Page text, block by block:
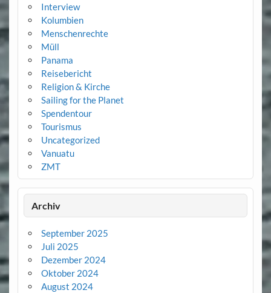
Interview
Kolumbien
Menschenrechte
Müll
Panama
Reisebericht
Religion & Kirche
Sailing for the Planet
Spendentour
Tourismus
Uncategorized
Vanuatu
ZMT
Archiv
September 2025
Juli 2025
Dezember 2024
Oktober 2024
August 2024